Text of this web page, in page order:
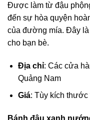
Được làm từ đậu
đến sự hòa quyện
của đường mía. Đây
cho bạn bè.
Địa chỉ: Các cửa
Quảng Nam
Giá: Tùy kích
Bánh đậu xanh